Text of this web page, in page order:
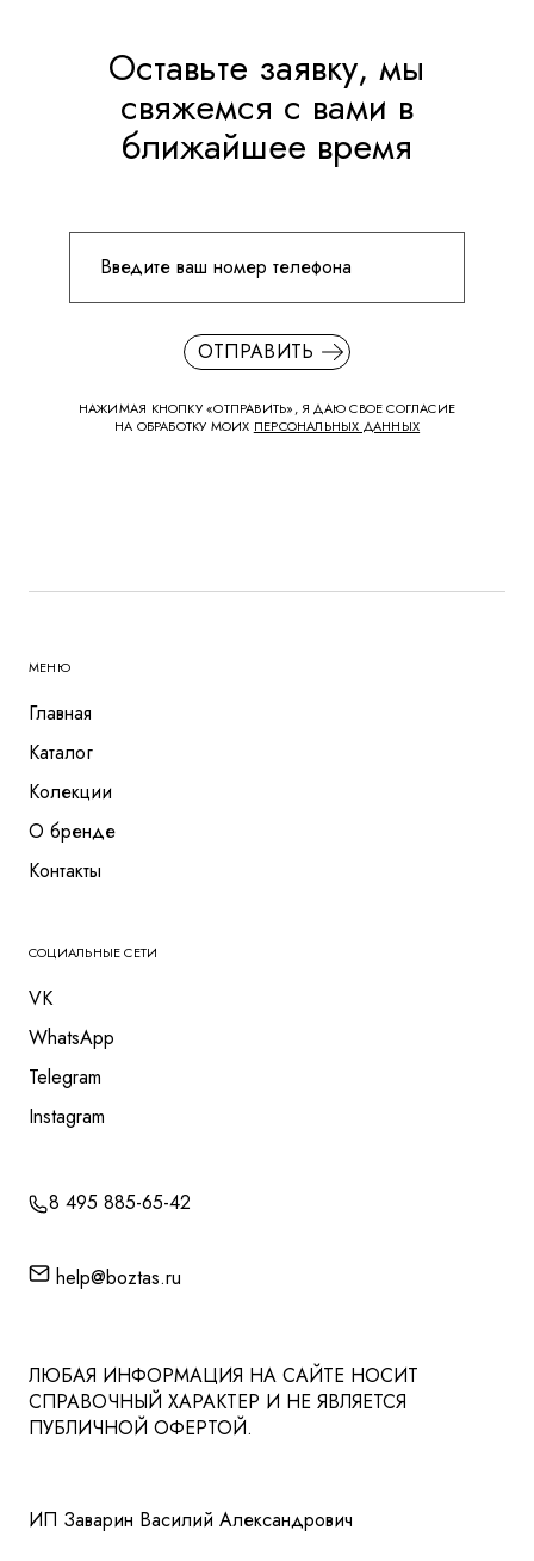
Оставьте заявку, мы
свяжемся с вами в
ближайшее время
ОТПРАВИТЬ
НАЖИМАЯ КНОПКУ «ОТПРАВИТЬ», Я ДАЮ СВОЕ СОГЛАСИЕ
НА ОБРАБОТКУ МОИХ ПЕРСОНАЛЬНЫХ ДАННЫХ
МЕНЮ
Главная
Каталог
Колекции
О бренде
Контакты
СОЦИАЛЬНЫЕ СЕТИ
VK
WhatsApp
Telegram
Instagram
8 495 885-65-42
help@boztas.ru
ЛЮБАЯ ИНФОРМАЦИЯ НА САЙТЕ НОСИТ
СПРАВОЧНЫЙ ХАРАКТЕР И НЕ ЯВЛЯЕТСЯ
ПУБЛИЧНОЙ ОФЕРТОЙ.
ИП Заварин Василий Александрович